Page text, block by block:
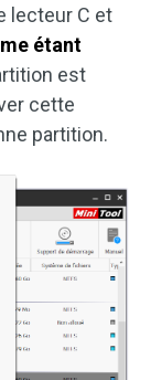
lecteur C et
étant
est
cette
partition.